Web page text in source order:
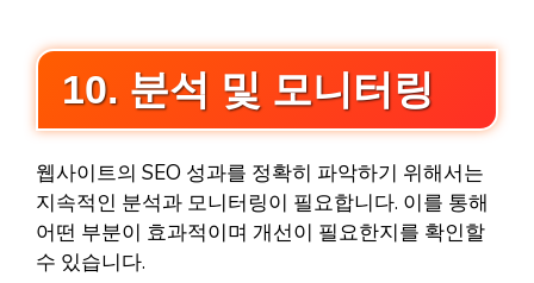
10. 분석 및 모니터링
웹사이트의 SEO 성과를 정확히 파악하기 위해서는
지속적인 분석과 모니터링이 필요합니다. 이를 통해
어떤 부분이 효과적이며 개선이 필요한지를 확인할
수 있습니다.